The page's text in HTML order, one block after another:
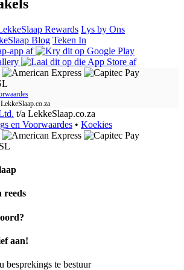
Rewards Lys by Ons
Blog Teken In
LekkeSlaap.co.za
t/a LekkeSlaap.co.za
en Voorwaardes • Koekies
​​reeds
aan!
besprekings te bestuur